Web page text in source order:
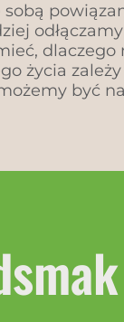
życia
być